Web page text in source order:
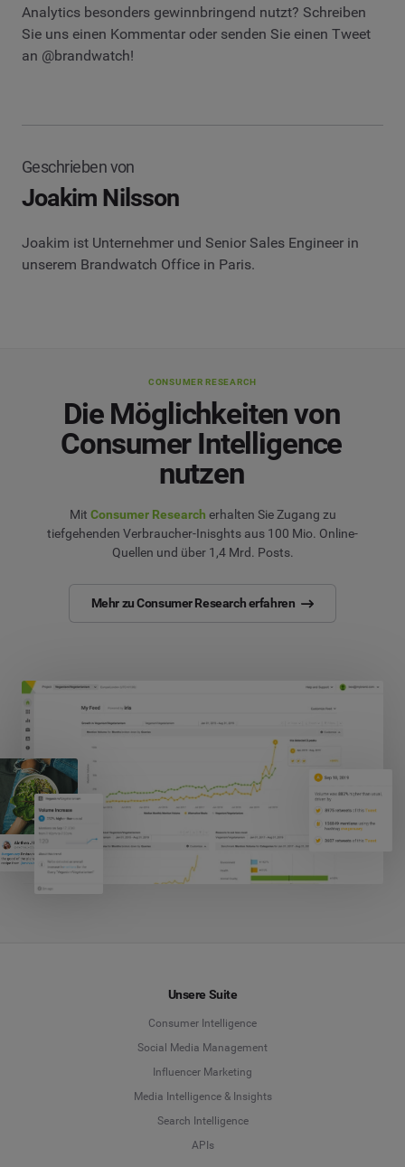
Analytics besonders gewinnbringend nutzt? Schreiben
Sie uns einen Kommentar oder senden Sie einen Tweet
an @brandwatch!
Geschrieben von
Joakim Nilsson
Joakim ist Unternehmer und Senior Sales Engineer in
unserem Brandwatch Office in Paris.
CONSUMER RESEARCH
Die Möglichkeiten von
Consumer Intelligence
nutzen
Mit Consumer Research erhalten Sie Zugang zu
tiefgehenden Verbraucher-Inisghts aus 100 Mio. Online-
Quellen und über 1,4 Mrd. Posts.
Mehr zu Consumer Research erfahren
Unsere Suite
Consumer Intelligence
Social Media Management
Influencer Marketing
Media Intelligence & Insights
Search Intelligence
APIs